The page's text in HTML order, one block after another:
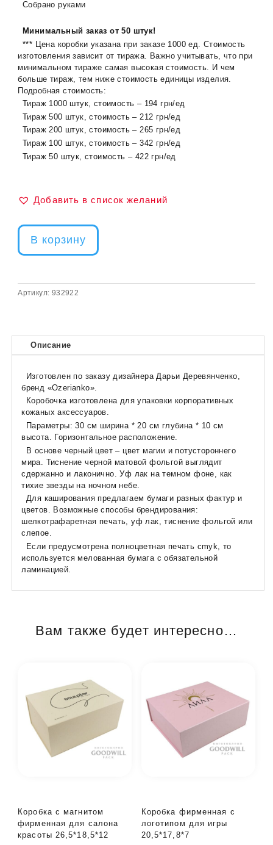
Собрано руками
Минимальный заказ от 50 штук!
*** Цена коробки указана при заказе 1000 ед. Стоимость
изготовления зависит от тиража. Важно учитывать, что при
минимальном тираже самая высокая стоимость. И чем
больше тираж, тем ниже стоимость единицы изделия.
Подробная стоимость:
Тираж 1000 штук, стоимость – 194 грн/ед
Тираж 500 штук, стоимость – 212 грн/ед
Тираж 200 штук, стоимость – 265 грн/ед
Тираж 100 штук, стоимость – 342 грн/ед
Тираж 50 штук, стоимость – 422 грн/ед
Добавить в список желаний
В корзину
Артикул: 932922
Описание
Изготовлен по заказу дизайнера Дарьи Деревянченко,
бренд «Ozerianko».
Коробочка изготовлена ​​для упаковки корпоративных
кожаных аксессуаров.
Параметры: 30 см ширина * 20 см глубина * 10 см
высота. Горизонтальное расположение.
В основе черный цвет – цвет магии и потустороннего
мира. Тиснение черной матовой фольгой выглядит
сдержанно и лаконично. Уф лак на темном фоне, как
тихие звезды на ночном небе.
Для каширования предлагаем бумаги разных фактур и
цветов. Возможные способы брендирования:
шелкотрафаретная печать, уф лак, тиснение фольгой или
слепое.
Если предусмотрена полноцветная печать cmyk, то
используется мелованная бумага с обязательной
ламинацией.
Вам также будет интересно…
Коробка с магнитом
фирменная для салона
красоты 26,5*18,5*12
Коробка фирменная с
логотипом для игры
20,5*17,8*7